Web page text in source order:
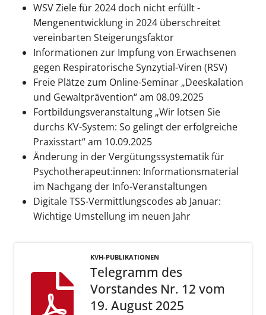
WSV Ziele für 2024 doch nicht erfüllt -
Mengenentwicklung in 2024 überschreitet
vereinbarten Steigerungsfaktor
Informationen zur Impfung von Erwachsenen
gegen Respiratorische Synzytial-Viren (RSV)
Freie Plätze zum Online-Seminar „Deeskalation
und Gewaltprävention“ am 08.09.2025
Fortbildungsveranstaltung „Wir lotsen Sie
durchs KV-System: So gelingt der erfolgreiche
Praxisstart“ am 10.09.2025
Änderung in der Vergütungssystematik für
Psychotherapeut:innen: Informationsmaterial
im Nachgang der Info-Veranstaltungen
Digitale TSS-Vermittlungscodes ab Januar:
Wichtige Umstellung im neuen Jahr
KVH-PUBLIKATIONEN
Telegramm des
Vorstandes Nr. 12 vom
19. August 2025